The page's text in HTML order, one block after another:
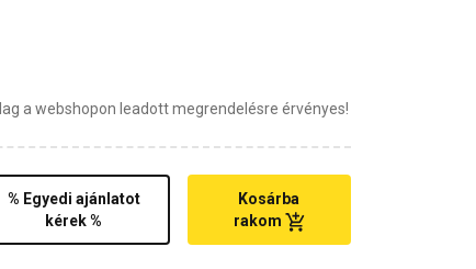
a webshopon leadott megrendelésre érvényes!
% Egyedi ajánlatot
kérek %
Kosárba
rakom